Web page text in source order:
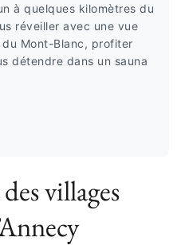
à quelques kilomètres du
réveiller avec une vue
Mont-Blanc, profiter
détendre dans un sauna
villages